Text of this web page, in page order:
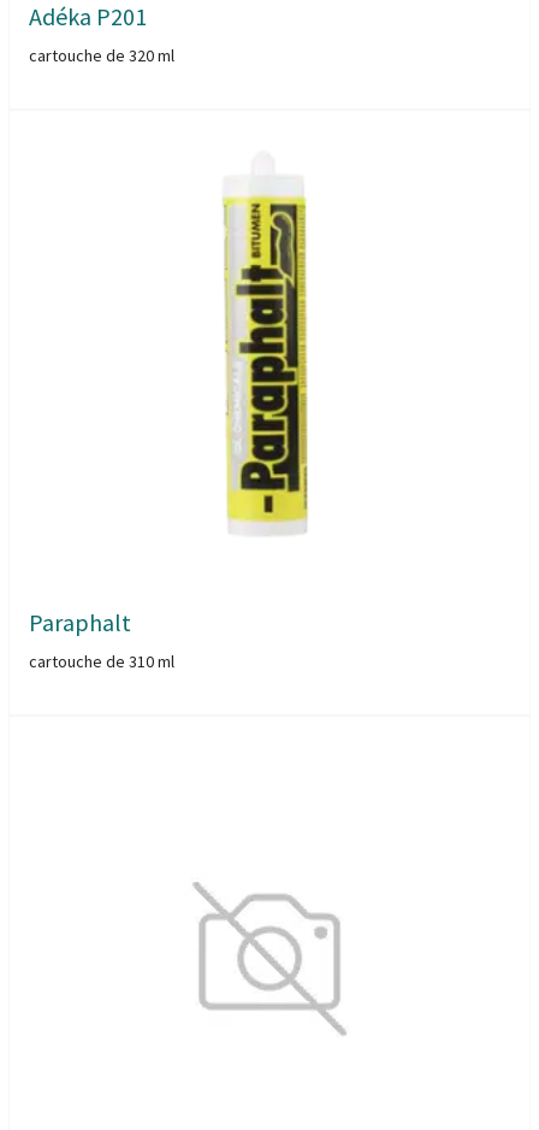
Adéka P201
cartouche de 320 ml
Paraphalt
cartouche de 310 ml